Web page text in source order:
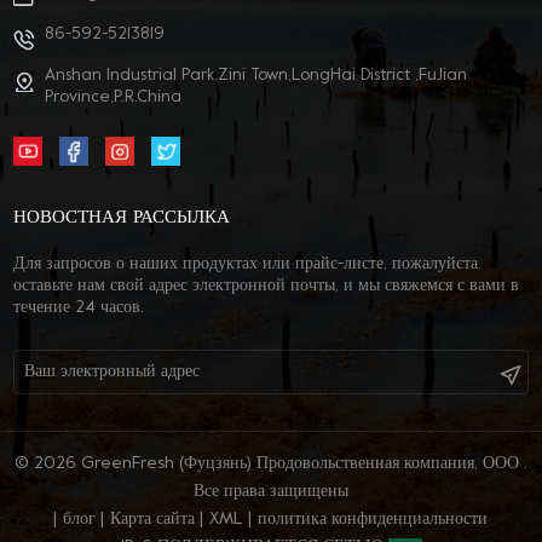
низкотемпературной, низкобелковой и маложирной.
86-592-5213819
Anshan Industrial Park,Zini Town,LongHai District ,FuJian
Province,P.R.China
НОВОСТНАЯ РАССЫЛКА
Для запросов о наших продуктах или прайс-листе, пожалуйста,
оставьте нам свой адрес электронной почты, и мы свяжемся с вами в
течение 24 часов.
© 2026 GreenFresh (Фуцзянь) Продовольственная компания, ООО .
Все права защищены
блог Карта сайта XML
политика конфиденциальности